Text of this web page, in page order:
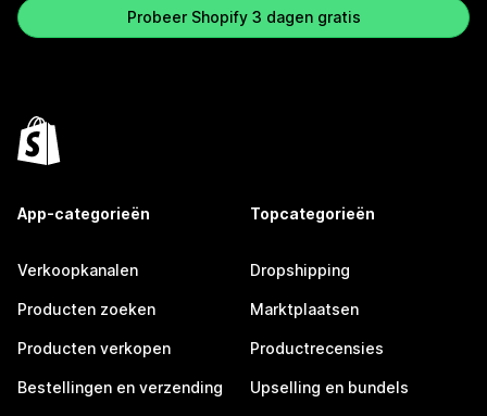
Probeer Shopify 3 dagen gratis
App-categorieën
Verkoopkanalen
Producten zoeken
Producten verkopen
Bestellingen en verzending
Topcategorieën
Dropshipping
Marktplaatsen
Productrecensies
Upselling en bundels